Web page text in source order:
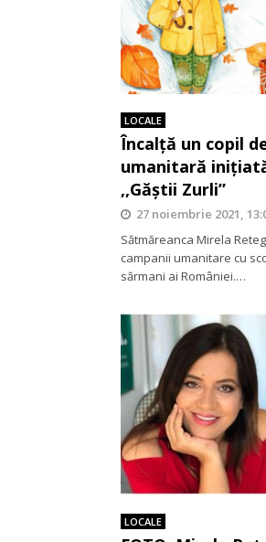
LOCALE
Încalță un copil
umanitară
,,Găștii Zurli”
27 noiembrie 2021,
Sătmăreanca Mirela
campanii umanitare cu
sărmani ai României.…
LOCALE